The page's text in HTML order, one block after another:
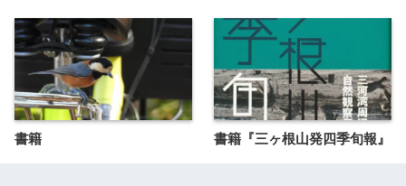
書籍 書籍『三ヶ根山発四季旬報』